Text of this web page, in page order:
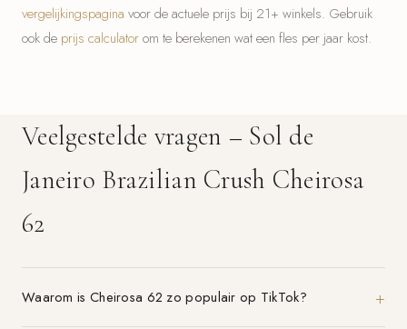
vergelijkingspagina voor de actuele prijs bij 21+ winkels. Gebruik
ook de prijs calculatorom te berekenen wat een fles per jaar kost.
Veelgestelde vragen – Sol de
Janeiro Brazilian Crush Cheirosa
62
Waarom is Cheirosa 62 zo populair op TikTok?